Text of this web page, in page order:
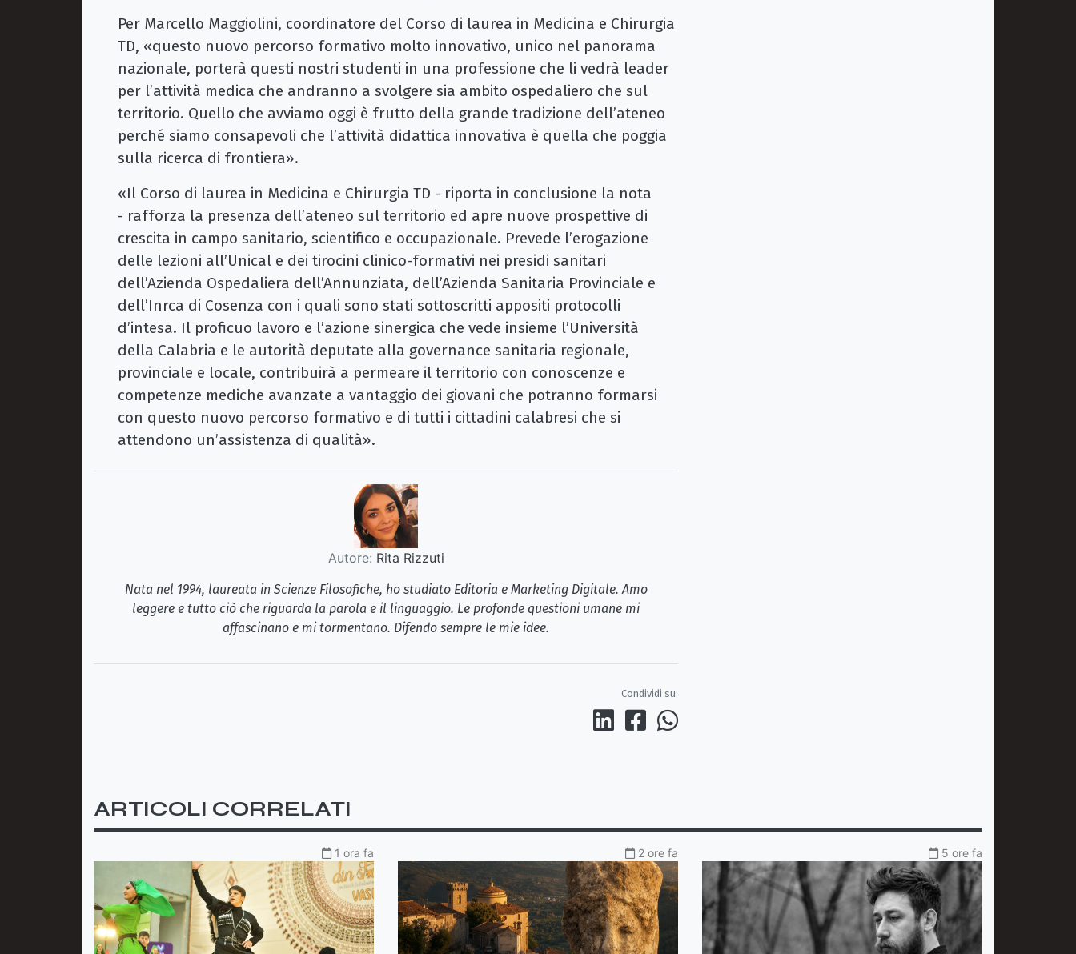
Per Marcello Maggiolini, coordinatore del Corso di laurea in Medicina e Chirurgia
TD, «questo nuovo percorso formativo molto innovativo, unico nel panorama
nazionale, porterà questi nostri studenti in una professione che li vedrà leader
per l’attività medica che andranno a svolgere sia ambito ospedaliero che sul
territorio. Quello che avviamo oggi è frutto della grande tradizione dell’ateneo
perché siamo consapevoli che l’attività didattica innovativa è quella che poggia
sulla ricerca di frontiera».
«Il Corso di laurea in Medicina e Chirurgia TD - riporta in conclusione la nota
- rafforza la presenza dell’ateneo sul territorio ed apre nuove prospettive di
crescita in campo sanitario, scientifico e occupazionale. Prevede l’erogazione
delle lezioni all’Unical e dei tirocini clinico-formativi nei presidi sanitari
dell’Azienda Ospedaliera dell’Annunziata, dell’Azienda Sanitaria Provinciale e
dell’Inrca di Cosenza con i quali sono stati sottoscritti appositi protocolli
d’intesa. Il proficuo lavoro e l’azione sinergica che vede insieme l’Università
della Calabria e le autorità deputate alla governance sanitaria regionale,
provinciale e locale, contribuirà a permeare il territorio con conoscenze e
competenze mediche avanzate a vantaggio dei giovani che potranno formarsi
con questo nuovo percorso formativo e di tutti i cittadini calabresi che si
attendono un’assistenza di qualità».
Autore: Rita Rizzuti
Nata nel 1994, laureata in Scienze Filosofiche, ho studiato Editoria e Marketing Digitale. Amo
leggere e tutto ciò che riguarda la parola e il linguaggio. Le profonde questioni umane mi
affascinano e mi tormentano. Difendo sempre le mie idee.
Condividi su:
ARTICOLI CORRELATI
1 ora fa 2 ore fa 5 ore fa